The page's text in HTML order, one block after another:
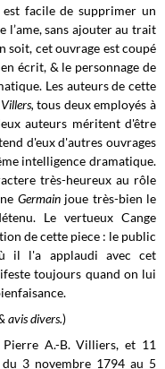
facile de supprimer un
l’ame, sans ajouter au trait
soit, cet ouvrage est coupé
écrit, & le personnage de
Les auteurs de cette
Villers,tous deux employés à
auteurs méritent d'être
d'eux d'autres ouvrages
intelligence dramatique.
très-heureux au rôle
Germain joue très-bien le
Le vertueux Cange
de cette piece : le public
il l'a applaudi avec cet
toujours quand on lui
avis divers.)
Pierre A.-B. Villiers, et 11
du 3 novembre 1794 au 5